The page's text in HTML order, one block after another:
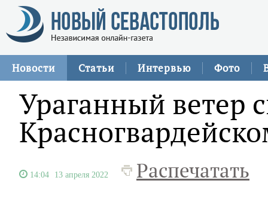
Новости Статьи Интервью Фото
Ураганный ветер
14:04 13 апреля 2022 Распечатать